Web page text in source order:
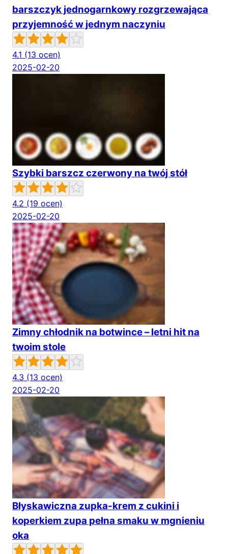
barszczyk jednogarnkowy rozgrzewająca
przyjemność w jednym naczyniu
4.1 (13 ocen)
2025-02-20
Szybki barszcz czerwony na twój stół
4.2 (19 ocen)
2025-02-20
Zimny chłodnik na botwince – letni hit na
twoim stole
4.3 (13 ocen)
2025-02-20
Błyskawiczna zupka-krem z cukini i
koperkiem zupa pełna smaku w mgnieniu
oka